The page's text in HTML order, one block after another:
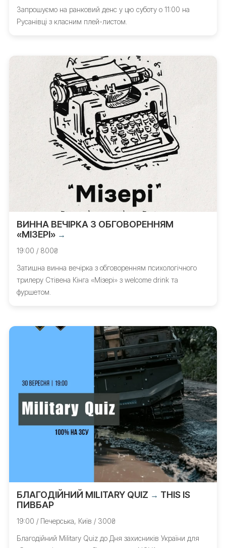
Запрошуємо на ранковий денс у цю суботу о 11:00 на
Русанівці з класним плей-листом.
ВИННА ВЕЧІРКА З ОБГОВОРЕННЯМ
«МІЗЕРІ» →
19:00 / 800₴
Затишна винна вечірка з обговоренням психологічного
трилеру Стівена Кінга «Мізері» з welcome drink та
фуршетом.
БЛАГОДІЙНИЙ MILITARY QUIZ → THIS IS
ПИВБАР
19:00 / Печерська, Київ / 300₴
Благодійний Military Quiz до Дня захисників України для